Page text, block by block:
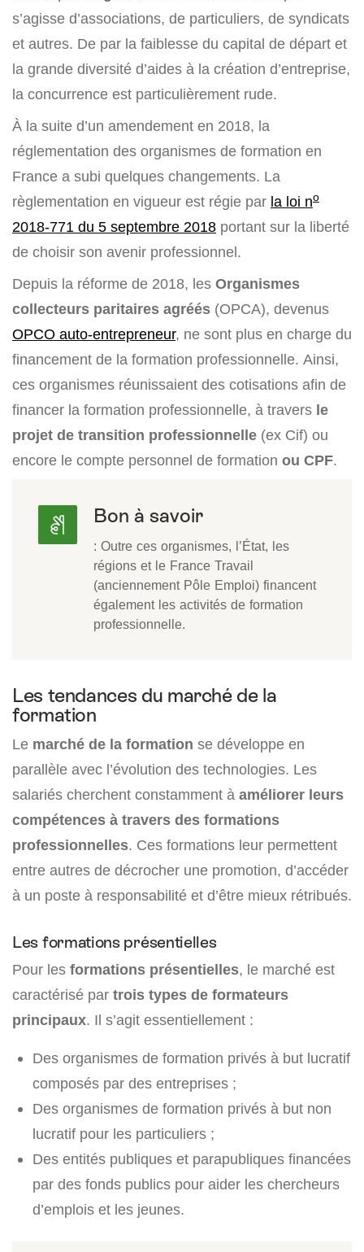
s’agisse d’associations, de particuliers, de syndicats
et autres. De par la faiblesse du capital de départ et
la grande diversité d’aides à la création d’entreprise,
la concurrence est particulièrement rude.
À la suite d’un amendement en 2018, la
réglementation des organismes de formation en
France a subi quelques changements. La
règlementation en vigueur est régie par la loi no
2018-771 du 5 septembre 2018 portant sur la liberté
de choisir son avenir professionnel.
Depuis la réforme de 2018, les Organismes
collecteurs paritaires agréés (OPCA), devenus
OPCO auto-entrepreneur, ne sont plus en charge du
financement de la formation professionnelle. Ainsi,
ces organismes réunissaient des cotisations afin de
financer la formation professionnelle, à travers le
projet de transition professionnelle (ex Cif) ou
encore le compte personnel de formation ou CPF.
Bon à savoir
: Outre ces organismes, l’État, les
régions et le France Travail
(anciennement Pôle Emploi) financent
également les activités de formation
professionnelle.
Les tendances du marché de la
formation
Le marché de la formation se développe en
parallèle avec l’évolution des technologies. Les
salariés cherchent constamment à améliorer leurs
compétences à travers des formations
professionnelles. Ces formations leur permettent
entre autres de décrocher une promotion, d’accéder
à un poste à responsabilité et d’être mieux rétribués.
Les formations présentielles
Pour les formations présentielles, le marché est
caractérisé par trois types de formateurs
principaux. Il s’agit essentiellement :
Des organismes de formation privés à but lucratif
composés par des entreprises ;
Des organismes de formation privés à but non
lucratif pour les particuliers ;
Des entités publiques et parapubliques financées
par des fonds publics pour aider les chercheurs
d’emplois et les jeunes.